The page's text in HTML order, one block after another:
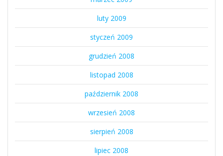
luty 2009
styczeń 2009
grudzień 2008
listopad 2008
październik 2008
wrzesień 2008
sierpień 2008
lipiec 2008